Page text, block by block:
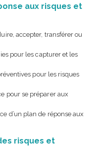
aux risques et
accepter, transférer ou
pour les capturer et les
pour les risques
pour se préparer aux
d’un plan de réponse aux
risques et